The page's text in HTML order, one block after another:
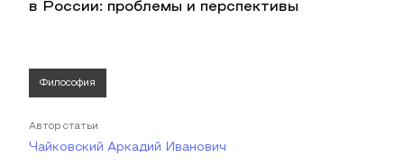
в России: проблемы и перспективы
Философия
Автор статьи
Чайковский Аркадий Иванович